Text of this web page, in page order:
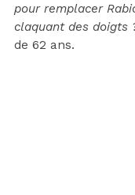
pour remplacer
claquant des doigts
de 62 ans.